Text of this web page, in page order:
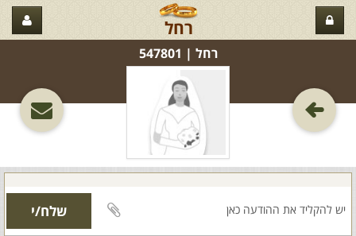
רחל
רחל‏ | 547801